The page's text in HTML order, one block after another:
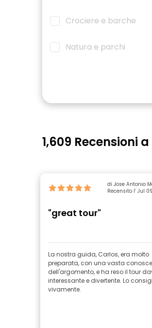
Crociere e barche
Natura e parchi
1,609 Recensioni
di Jose Antonio
Recensito l’ Jul
"great tour"
La nostra guida, Carlos, era molto
preparata, con una vasta
dell'argomento, e ha reso il tour
interessante e divertente. Lo
vivamente.